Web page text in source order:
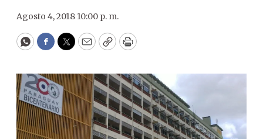
Agosto 4, 2018 10:00 p. m.
WhatsApp
Facebook
Twitter
EmailCopyPrint